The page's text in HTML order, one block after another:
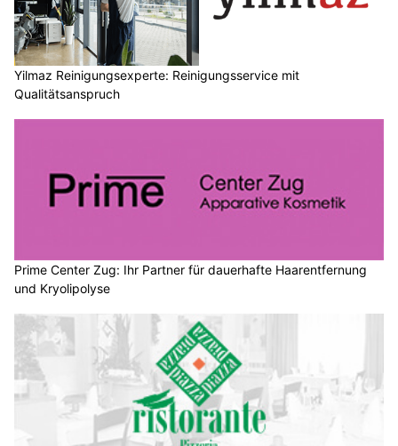
Yilmaz Reinigungsexperte: Reinigungsservice mit
Qualitätsanspruch
Prime Center Zug: Ihr Partner für dauerhafte Haarentfernung
und Kryolipolyse